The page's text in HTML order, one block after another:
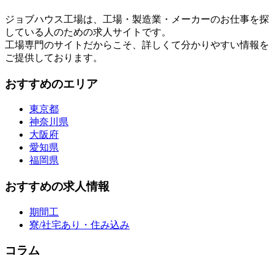
ジョブハウス工場は、工場・製造業・メーカーのお仕事を探
している人のための求人サイトです。
工場専門のサイトだからこそ、詳しくて分かりやすい情報を
ご提供しております。
おすすめのエリア
東京都
神奈川県
大阪府
愛知県
福岡県
おすすめの求人情報
期間工
寮/社宅あり・住み込み
コラム